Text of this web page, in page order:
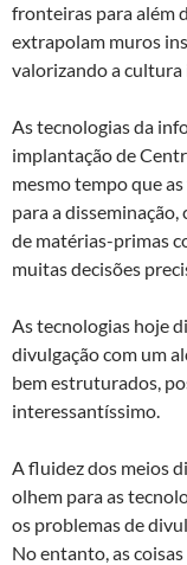
fronteiras para além
extrapolam muros
valorizando a
As tecnologias da
implantação de
mesmo tempo que
para a
de matérias-primas
muitas decisões
As tecnologias hoje
divulgação com um
bem estruturados,
interessantíssimo.
A fluidez dos meios
olhem para as
os problemas de
No entanto, as